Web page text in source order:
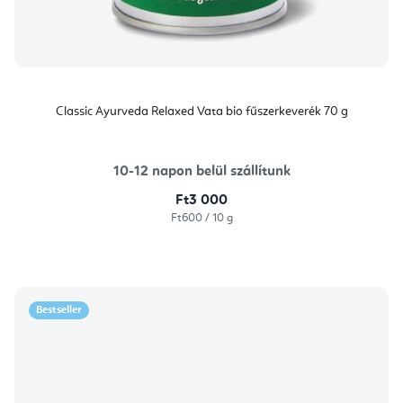
Classic Ayurveda Relaxed Vata bio fűszerkeverék 70 g
10-12 napon belül szállítunk
Ft3 000
Egységár:
Ft600 / 10 g
Bestseller